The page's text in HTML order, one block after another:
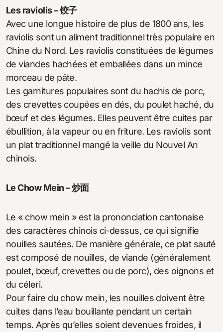
Les raviolis – 饺子
Avec une longue histoire de plus de 1800 ans, les
raviolis sont un aliment traditionnel très populaire en
Chine du Nord. Les raviolis constituées de légumes
de viandes hachées et emballées dans un mince
morceau de pâte.
Les garnitures populaires sont du hachis de porc,
des crevettes coupées en dés, du poulet haché, du
bœuf et des légumes. Elles peuvent être cuites par
ébullition, à la vapeur ou en friture. Les raviolis sont
un plat traditionnel mangé la veille du Nouvel An
chinois.
Le Chow Mein – 炒面
Le « chow mein » est la prononciation cantonaise
des caractères chinois ci-dessus, ce qui signifie
nouilles sautées. De manière générale, ce plat sauté
est composé de nouilles, de viande (généralement
poulet, bœuf, crevettes ou de porc), des oignons et
du céleri.
Pour faire du chow mein, les nouilles doivent être
cuites dans l’eau bouillante pendant un certain
temps. Après qu’elles soient devenues froides, il